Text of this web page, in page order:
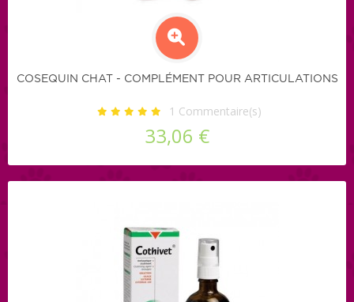
COSEQUIN CHAT - COMPLÉMENT POUR ARTICULATIONS
1 Commentaire(s)
33,06 €